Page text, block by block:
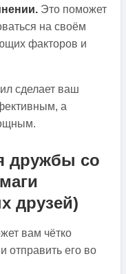
Это поможет
на своём
факторов и
сделает ваш
а
дружбы со
друзей)
вам чётко
отправить его во